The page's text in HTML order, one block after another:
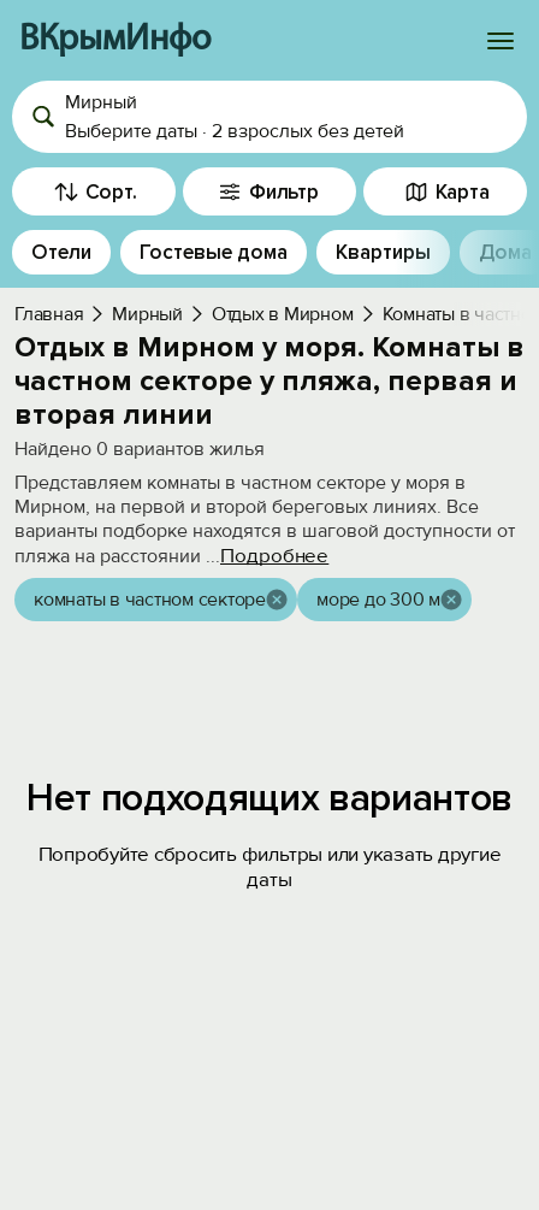
ВКрымИнфо
Войти
Избранное
История просмотра
Добавить свой объект
Мирный
Выберите даты · 2 взрослых без детей
Сорт. Фильтр Карта
Отели Гостевые дома Квартиры Дома
Главная Мирный Отдых в Мирном Комнаты в
Отдых в Мирном у моря. Комнаты в
частном секторе у пляжа, первая и
вторая линии
Найдено 0 вариантов жилья
Представляем комнаты в частном секторе у моря в
Мирном, на первой и второй береговых линиях. Все
варианты подборке находятся в шаговой доступности от
пляжа на расстоянии ...Подробнее
комнаты в частном секторе море до 300 м
Нет подходящих вариантов
Попробуйте сбросить фильтры или указать другие
даты